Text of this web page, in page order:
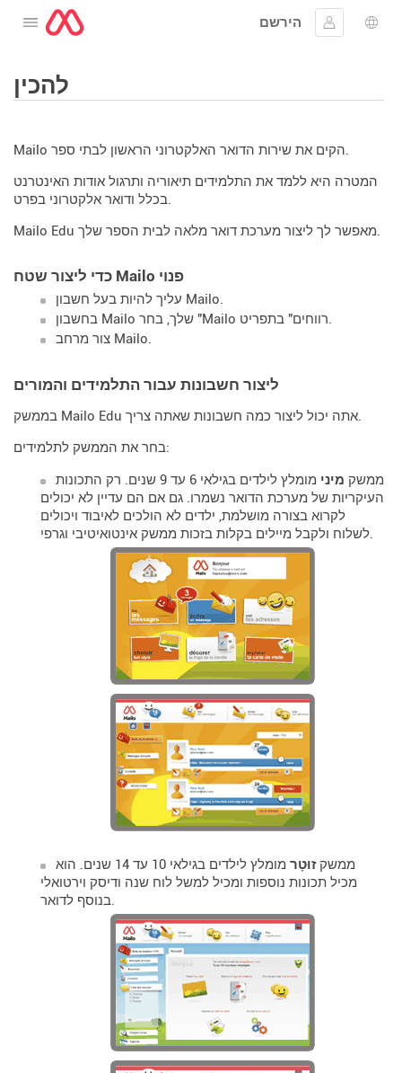
לפתוח את התפריט
הירשם
להתחברשפה
להכין
Mailo הקים את שירות הדואר האלקטרוני הראשון לבתי ספר.
המטרה היא ללמד את התלמידים תיאוריה ותרגול אודות האינטרנט
בכלל ודואר אלקטרוני בפרט.
Mailo Edu מאפשר לך ליצור מערכת דואר מלאה לבית הספר שלך.
כדי ליצור שטח Mailo פנוי
עליך להיות בעל חשבון Mailo.
בחשבון Mailo שלך, בחר "Mailo רווחים" בתפריט.
צור מרחב Mailo.
ליצור חשבונות עבור התלמידים והמורים
בממשק Mailo Edu אתה יכול ליצור כמה חשבונות שאתה צריך.
בחר את הממשק לתלמידים:
ממשק מיני
מומלץ לילדים בגילאי 6 עד 9 שנים. רק התכונות
העיקריות של מערכת הדואר נשמרו. גם אם הם עדיין לא יכולים
לקרוא בצורה מושלמת, ילדים לא הולכים לאיבוד ויכולים
לשלוח ולקבל מיילים בקלות בזכות ממשק אינטואיטיבי וגרפי.
ממשקזוּטָר
מומלץ לילדים בגילאי 10 עד 14 שנים. הוא
מכיל תכונות נוספות ומכיל למשל לוח שנה ודיסק וירטואלי
בנוסף לדואר.